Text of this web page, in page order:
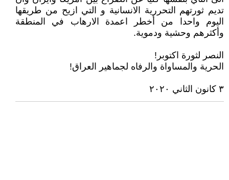
تديم ثورتهم التحررية الانسانية و التي ازيح من طريقها
اليوم واحدا من أخطر اعمدة الارهاب في المنطقة
وأكثرهم وحشية ودموية.
النصر لثورة اكتوبر!
الحرية والمساواة والرفاه لجماهير العراق!
٣ كانون الثاني ٢٠٢٠